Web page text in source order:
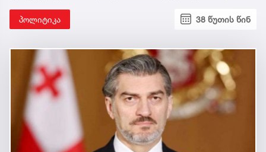
პოლიტიკა 38 წუთის წინ